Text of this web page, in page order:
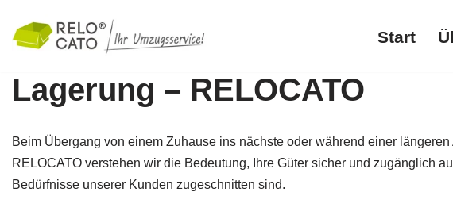
Zum
springen
Start
Lagerung – RELOCATO
Beim Übergang von einem Zuhause ins nächste oder während einer
RELOCATO verstehen wir die Bedeutung, Ihre Güter sicher und zugänglich
Bedürfnisse unserer Kunden zugeschnitten sind.